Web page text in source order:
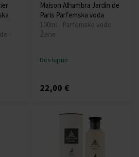
-
Maison Alhambra Jardin de
Paris Parfemska voda
100ml - Parfemske vode -
Žene
Dostupno
22,00 €